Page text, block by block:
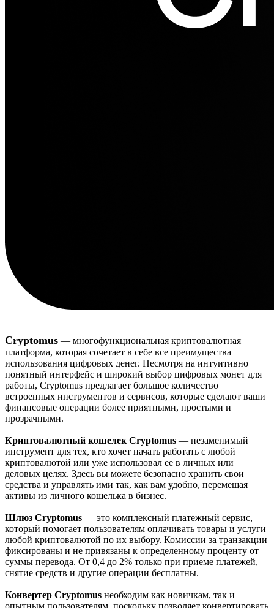
Cryptomus — многофункциональная криптовалютная
платформа, которая сочетает в себе все преимущества
использования цифровых денег. Несмотря на интуитивно
понятный интерфейс и широкий выбор цифровых монет для
работы, Cryptomus предлагает большое количество
встроенных инструментов и сервисов, которые сделают ваши
финансовые операции более приятными, простыми и
прозрачными.
Криптовалютный кошелек Cryptomus — незаменимый
инструмент для тех, кто хочет начать работать с любой
криптовалютой или уже использовал ее в личных или
деловых целях. Здесь вы можете безопасно хранить свои
средства и управлять ими так, как вам удобно, перемещая
активы из личного кошелька в бизнес.
Шлюз Cryptomus — это комплексный платежный сервис,
который помогает пользователям оплачивать товары и услуги
любой криптовалютой по их выбору. Комиссии за транзакции
фиксированы и не привязаны к определенному проценту от
суммы перевода. От 0,4 до 2% только при приеме платежей,
снятие средств и другие операции бесплатны.
Конвертер Cryptomus необходим как новичкам, так и
опытным пользователям, поскольку позволяет конвертировать